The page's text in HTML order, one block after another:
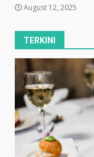
August 12, 2025
TERKINI